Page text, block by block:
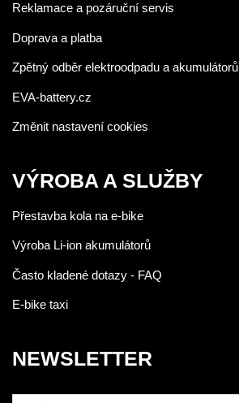
Reklamace a pozáruční servis
Doprava a platba
Zpětný odběr elektroodpadu a akumulátorů
EVA-battery.cz
Změnit nastavení cookies
VÝROBA A SLUŽBY
Přestavba kola na e-bike
Výroba Li-ion akumulátorů
Často kladené dotazy - FAQ
E-bike taxi
NEWSLETTER